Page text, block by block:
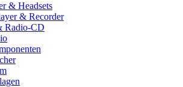
& Headsets
& Recorder
Radio-CD